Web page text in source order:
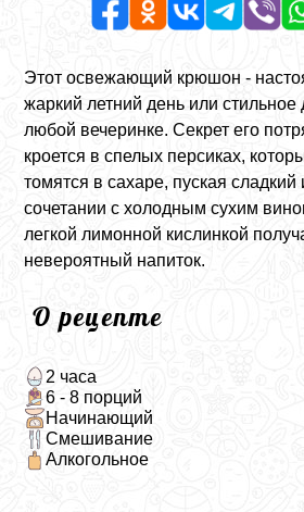
Этот освежающий крюшон -
жаркий летний день или стильное
любой вечеринке. Секрет его
кроется в спелых персиках,
томятся в сахаре, пуская
сочетании с холодным сухим
легкой лимонной кислинкой
невероятный напиток.
О рецепте
2 часа
6 - 8 порций
Начинающий
Смешивание
Алкогольное